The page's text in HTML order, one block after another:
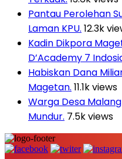
Pantau Perolehan
Laman KPU. 12.3k
Kadin Dikpora
D’Academy 7
Habiskan Dana
Magetan. 11.1k views
Warga Desa
Mundur. 7.5k views